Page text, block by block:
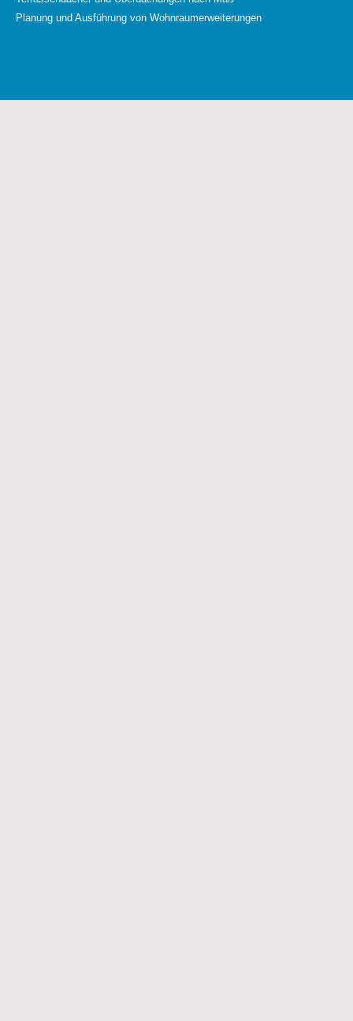
Planung und Ausführung von Wohnraumerweiterungen